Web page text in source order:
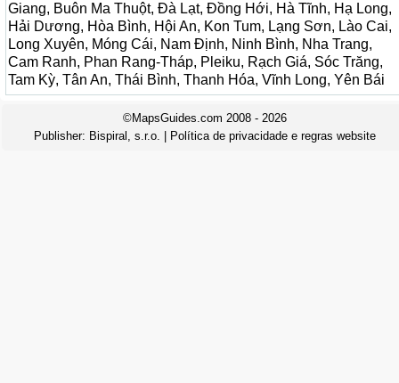
Giang, Buôn Ma Thuột, Đà Lạt, Đồng Hới, Hà Tĩnh, Hạ Long,
Hải Dương, Hòa Bình, Hội An, Kon Tum, Lạng Sơn, Lào Cai,
Long Xuyên, Móng Cái, Nam Định, Ninh Bình, Nha Trang,
Cam Ranh, Phan Rang-Tháp, Pleiku, Rạch Giá, Sóc Trăng,
Tam Kỳ, Tân An, Thái Bình, Thanh Hóa, Vĩnh Long, Yên Bái
©MapsGuides.com 2008 - 2026
Publisher: Bispiral, s.r.o. Política de privacidade e regras website